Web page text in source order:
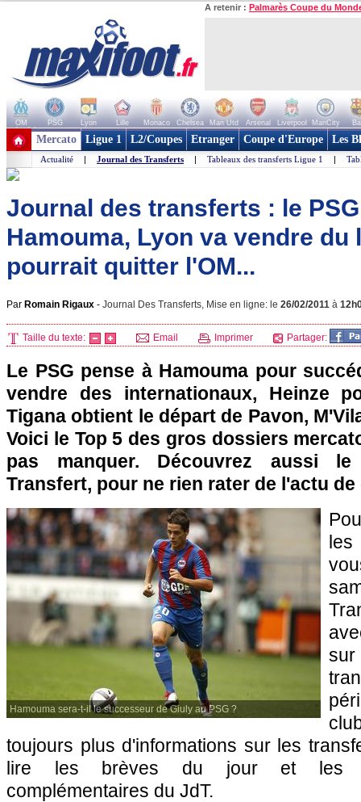
A retenir : Palmarès Coupe du
OM PSG Lyon Lille Monaco Chelsea Man Utd Arsenal Liverpool ManCity
+ de clubs
Mercato Ligue 1 L2/Coupes Etranger Coupe d'Europe Les
Actualité | Journal des Transferts | Tableaux des transferts Ligue 1 |
Journal des transferts : le
Hamouma, Lyon va vendre du
pourrait quitter l'OM...
Par Romain Rigaux - Journal Des Transferts, Mise en ligne: le 26/02/2011 à
Taille du texte: Email Imprimer Partager:
Le PSG pense à Hamouma pour
vendre des internationaux, Heinze
Tigana obtient le départ de Pavon,
Voici le Top 5 des gros dossiers
pas manquer. Découvrez aussi le
Transfert, pour ne rien rater de l'actu
Hamouma sera-t-il le successeur de Giuly au PSG ?
les
toujours plus d'informations sur les
lire les brèves du jour et les
complémentaires du JdT.